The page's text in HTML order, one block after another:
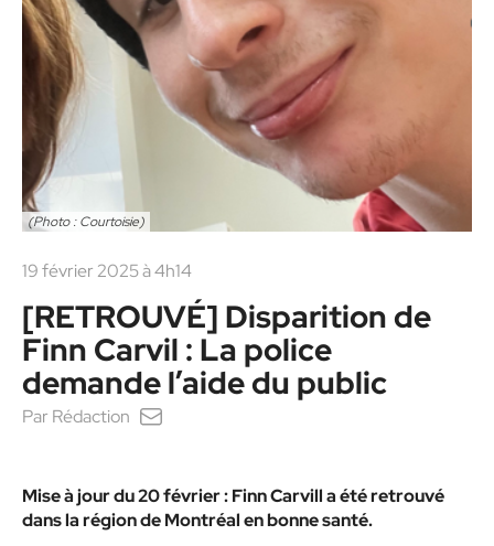
(Photo : Courtoisie)
19 février 2025 à 4h14
[RETROUVÉ] Disparition de
Finn Carvil : La police
demande l’aide du public
Par Rédaction
Mise à jour du 20 février : Finn Carvill a été retrouvé
dans la région de Montréal en bonne santé.